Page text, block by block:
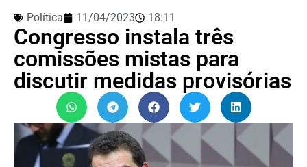
Política 11/04/2023 18:11
Congresso instala três
comissões mistas para
discutir medidas provisórias